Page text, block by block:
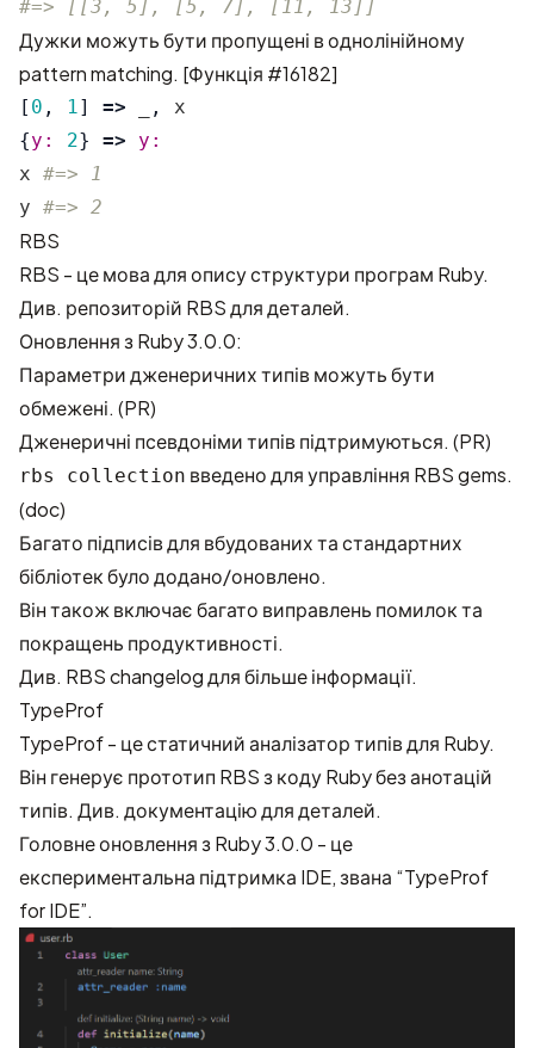
#=> [[3, 5], [5, 7], [11, 13]]
Дужки можуть бути пропущені в однолінійному
pattern matching. [Функція #16182]
[ 0 , 1] => ,
x
{y: 2} =>
x #=> 1
y #=> 2
RBS
RBS - це мова для опису структури програм Ruby.
Див. репозиторій RBSдля деталей.
Оновлення з Ruby 3.0.0:
Параметри дженеричних типів можуть бути
обмежені. (PR)
Дженеричні псевдоніми типів підтримуються. (PR)
rbs collection введено для управління RBS gems.
(doc)
Багато підписів для вбудованих та стандартних
бібліотек було додано/оновлено.
Він також включає багато виправлень помилок та
покращень продуктивності.
Див. RBS changelogдля більше інформації.
TypeProf
TypeProf - це статичний аналізатор типів для Ruby.
Він генерує прототип RBS з коду Ruby без анотацій
типів. Див. документаціюдля деталей.
Головне оновлення з Ruby 3.0.0 - це
експериментальна підтримка IDE, звана “TypeProf
for IDE”.